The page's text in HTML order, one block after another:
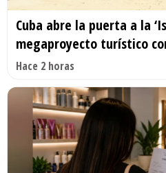
Cuba abre la puerta a la
megaproyecto turístico
Hace 2 horas